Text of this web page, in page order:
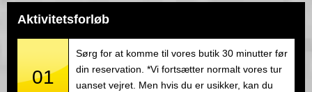
Aktivitetsforløb
01
Sørg for at komme til vores butik 30 minutter før
din reservation. *Vi fortsætter normalt vores tur
uanset vejret. Men hvis du er usikker, kan du